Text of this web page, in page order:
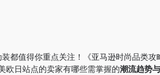
都值得你重点关注！《亚马逊时尚品类攻
欧日站点的卖家有哪些需掌握的潮流趋势